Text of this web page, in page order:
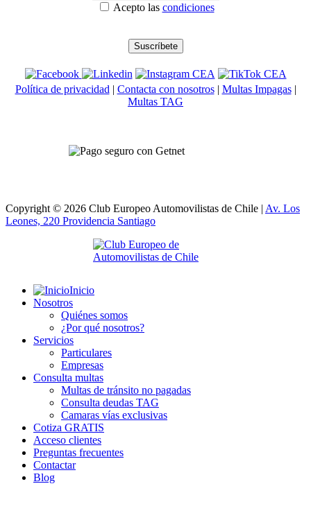
Acepto las condiciones
Política de privacidad | Contacta con nosotros| Multas Impagas|
Multas TAG
Copyright © 2026 Club Europeo Automovilistas de Chile | Av. Los
Leones, 220 Providencia Santiago
Inicio
Nosotros
Quiénes somos
¿Por qué nosotros?
Servicios
Particulares
Empresas
Consulta multas
Multas de tránsito no pagadas
Consulta deudas TAG
Camaras vías exclusivas
Cotiza GRATIS
Acceso clientes
Preguntas frecuentes
Contactar
Blog